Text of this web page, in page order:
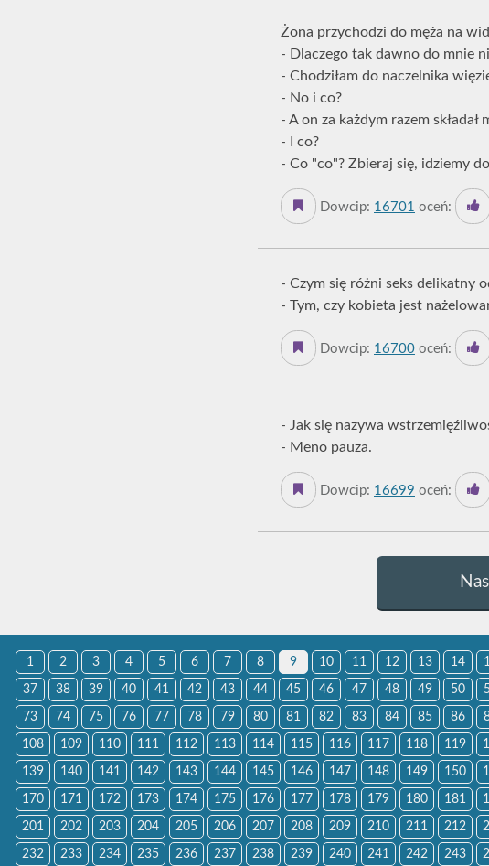
Żona przychodzi do męża na
- Dlaczego tak dawno do mnie
- Chodziłam do naczelnika
- No i co?
- A on za każdym razem
- I co?
- Co "co"? Zbieraj się, idziemy
Dowcip: 16701 oceń:
- Czym się różni seks delikatny
- Tym, czy kobieta jest
Dowcip: 16700 oceń:
- Jak się nazywa
- Meno pauza.
Dowcip: 16699 oceń:
1 2 3 4 5 6 7 8 9 10 11 12 13 14
37 38 39 40 41 42 43 44 45 46 47 48 49 50
73 74 75 76 77 78 79 80 81 82 83 84 85 86
108 109 110 111 112 113 114 115 116 117 118 119
139 140 141 142 143 144 145 146 147 148 149 150
170 171 172 173 174 175 176 177 178 179 180 181
201 202 203 204 205 206 207 208 209 210 211 212
232 233 234 235 236 237 238 239 240 241 242 243